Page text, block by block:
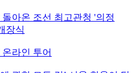
아온 조선 최고관청 '의정
장식
라인 투어